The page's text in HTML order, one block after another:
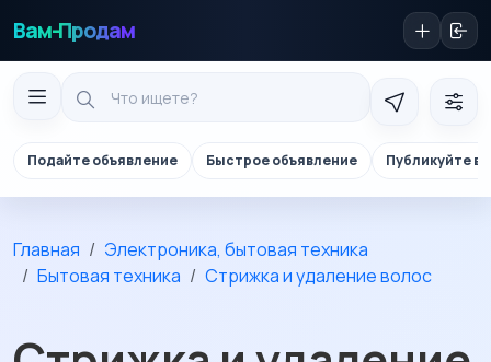
Вам-Продам
Подайте объявление Быстрое объявление Публикуйте в
Главная
Электроника, бытовая техника
Бытовая техника
Стрижка и удаление волос